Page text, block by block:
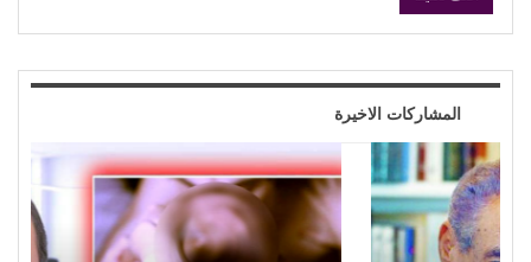
المشاركات الاخيرة